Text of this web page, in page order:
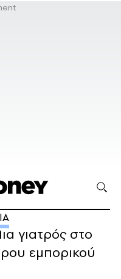
γιατρός στο
εμπορικού